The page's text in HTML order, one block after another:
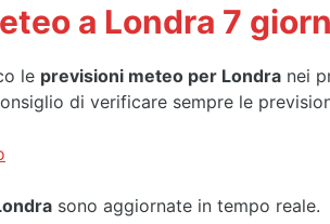
a Londra 7
le previsioni meteo per Londra nei
di verificare sempre le
sono aggiornate in tempo reale.